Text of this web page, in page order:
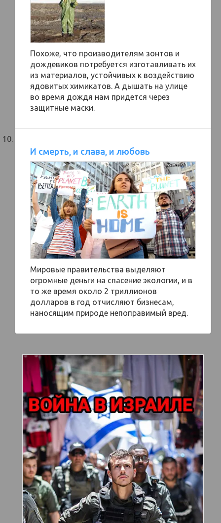
Похоже, что производителям зонтов и
дождевиков потребуется изготавливать их
из материалов, устойчивых к воздействию
ядовитых химикатов. А дышать на улице
во время дождя нам придется через
защитные маски.
И смерть, и слава, и любовь
Мировые правительства выделяют
огромные деньги на спасение экологии, и в
то же время около 2 триллионов
долларов в год отчисляют бизнесам,
наносящим природе непоправимый вред.